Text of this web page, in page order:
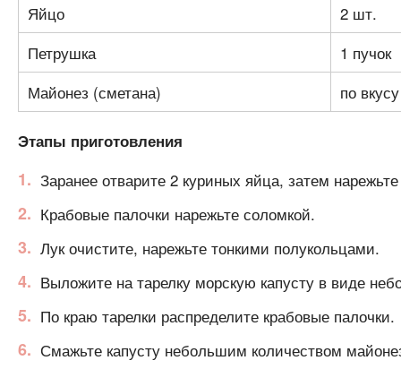
Яйцо
2 шт.
Петрушка
1 пучок
Майонез (сметана)
по вкусу
Этапы приготовления
Заранее отварите 2 куриных яйца, затем
Крабовые палочки нарежьте соломкой.
Лук очистите, нарежьте тонкими полукольцами.
Выложите на тарелку морскую капусту в виде
По краю тарелки распределите крабовые палочки.
Смажьте капусту небольшим количеством